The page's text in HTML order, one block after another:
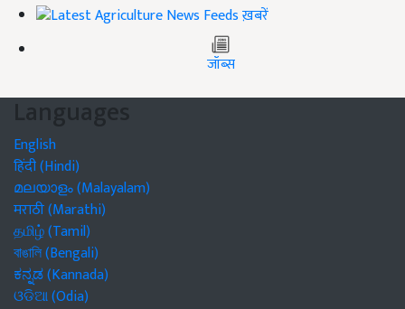
ख़बरें
जॉब्स
Languages
English
हिंदी (Hindi)
മലയാളം (Malayalam)
मराठी (Marathi)
தமிழ் (Tamil)
বাঙালি (Bengali)
ಕನ್ನಡ (Kannada)
ଓଡିଆ (Odia)